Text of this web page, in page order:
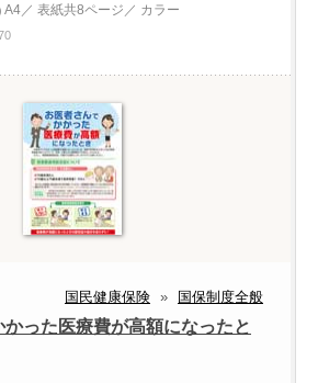
A4／ 表紙共8ページ／ カラー
国民健康保険 » 国保制度全般
った医療費が高額になったと